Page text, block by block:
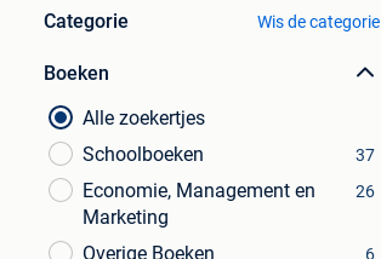
Categorie Wis de categorie
Boeken
Alle zoekertjes
Schoolboeken
37
Economie, Management en
Marketing
26
Overige Boeken 6